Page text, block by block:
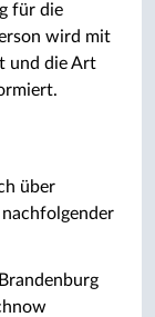
für die
wird mit
und die Art
über